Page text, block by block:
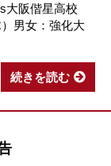
大阪偕星高校
男女：強化大
続きを読む